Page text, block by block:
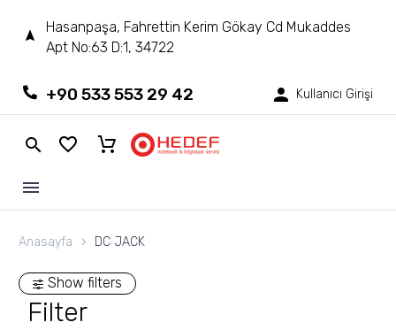
Hasanpaşa, Fahrettin Kerim Gökay Cd Mukaddes
Apt No:63 D:1, 34722
+90 533 553 29 42 Kullanıcı Girişi
Anasayfa DC JACK
Show filters
Filter